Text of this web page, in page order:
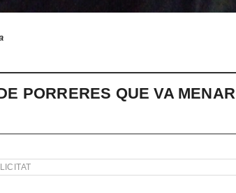
PORRERES QUE VA MENAR